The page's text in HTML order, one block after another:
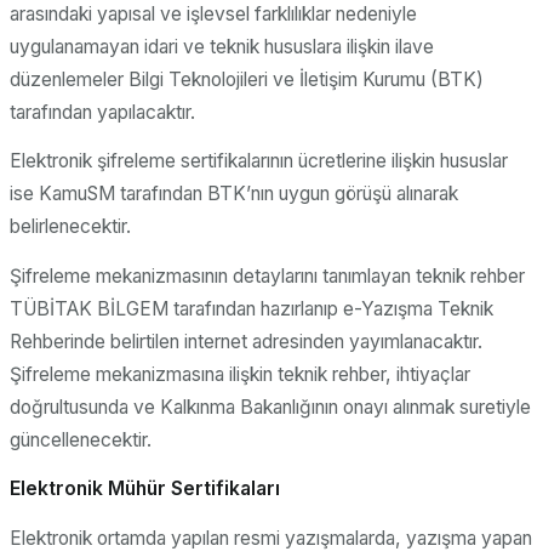
arasındaki yapısal ve işlevsel farklılıklar nedeniyle
uygulanamayan idari ve teknik hususlara ilişkin ilave
düzenlemeler Bilgi Teknolojileri ve İletişim Kurumu (BTK)
tarafından yapılacaktır.
Elektronik şifreleme sertifikalarının ücretlerine ilişkin hususlar
ise KamuSM tarafından BTK’nın uygun görüşü alınarak
belirlenecektir.
Şifreleme mekanizmasının detaylarını tanımlayan teknik rehber
TÜBİTAK BİLGEM tarafından hazırlanıp e-Yazışma Teknik
Rehberinde belirtilen internet adresinden yayımlanacaktır.
Şifreleme mekanizmasına ilişkin teknik rehber, ihtiyaçlar
doğrultusunda ve Kalkınma Bakanlığının onayı alınmak suretiyle
güncellenecektir.
Elektronik Mühür Sertifikaları
Elektronik ortamda yapılan resmi yazışmalarda, yazışma yapan